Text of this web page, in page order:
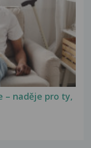
– naděje pro ty,